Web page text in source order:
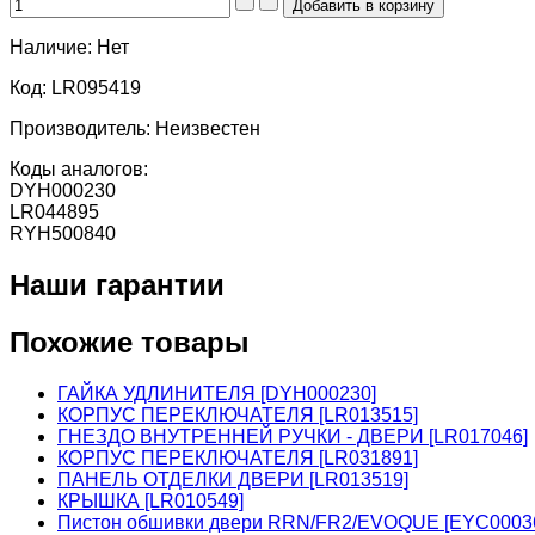
Наличие: Нет
Код: LR095419
Производитель: Неизвестен
Коды аналогов:
DYH000230
LR044895
RYH500840
Наши гарантии
Похожие товары
ГАЙКА УДЛИНИТЕЛЯ [DYH000230]
КОРПУС ПЕРЕКЛЮЧАТЕЛЯ [LR013515]
ГНЕЗДО ВНУТРЕННЕЙ РУЧКИ - ДВЕРИ [LR017046]
КОРПУС ПЕРЕКЛЮЧАТЕЛЯ [LR031891]
ПАНЕЛЬ ОТДЕЛКИ ДВЕРИ [LR013519]
КРЫШКА [LR010549]
Пистон обшивки двери RRN/FR2/EVOQUE